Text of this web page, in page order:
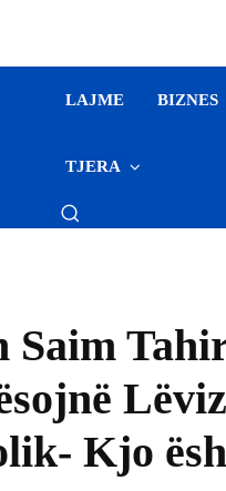
LAJME BIZNES
TJERA
Saim
Kjo